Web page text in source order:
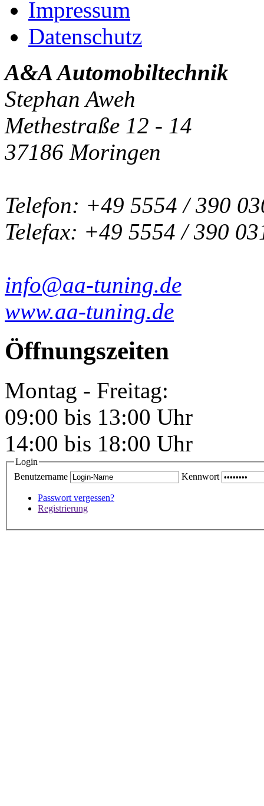
Impressum
Datenschutz
A&A Automobiltechnik
Stephan Aweh
Methestraße 12 - 14
37186 Moringen
Telefon: +49 5554 / 390
Telefax: +49 5554 / 390
info@aa-tuning.de
www.aa-tuning.de
Öffnungszeiten
Montag - Freitag:
09:00 bis 13:00 Uhr
14:00 bis 18:00 Uhr
Login
Benutzername
Kennwort
Passwort vergessen?
Registrierung